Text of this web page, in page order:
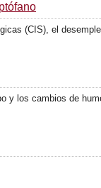
(CIS), el
y los cambios de